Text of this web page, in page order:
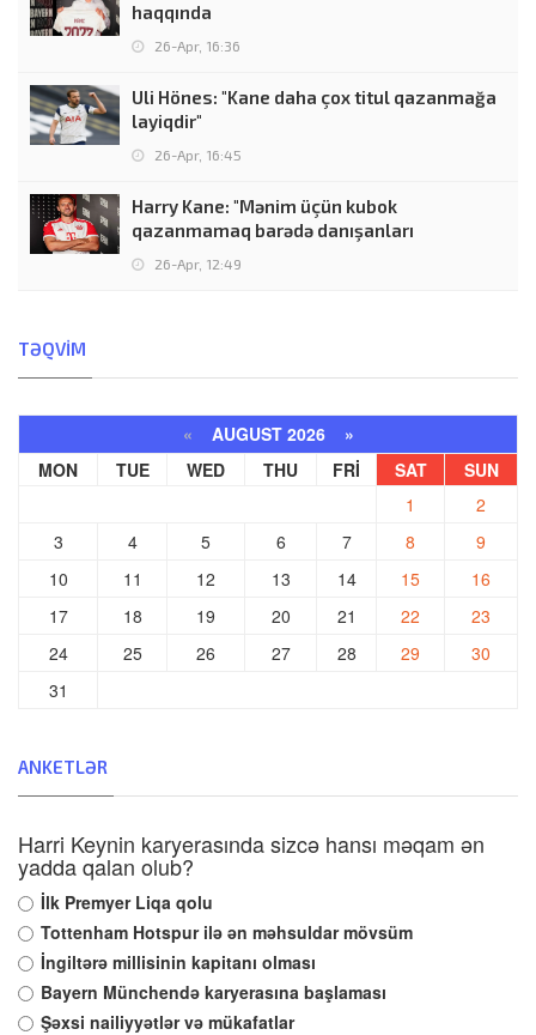
haqqında
26-Apr, 16:36
Uli Hönes: "Kane daha çox titul qazanmağa
layiqdir"
26-Apr, 16:45
Harry Kane: "Mənim üçün kubok
qazanmamaq barədə danışanları
26-Apr, 12:49
TƏQVIM
« AUGUST 2026 »
MON
TUE WED THU FRI SAT
SUN
1
2
3
4 5 6 7 8
9
10
11 12 13 14 15
16
17
18 19 20 21 22
23
24
25 26 27 28 29
30
31
ANKETLƏR
Harri Keynin karyerasında sizcə hansı məqam ən
yadda qalan olub?
İlk Premyer Liqa qolu
Tottenham Hotspur ilə ən məhsuldar mövsüm
İngiltərə millisinin kapitanı olması
Bayern Münchendə karyerasına başlaması
Şəxsi nailiyyətlər və mükafatlar